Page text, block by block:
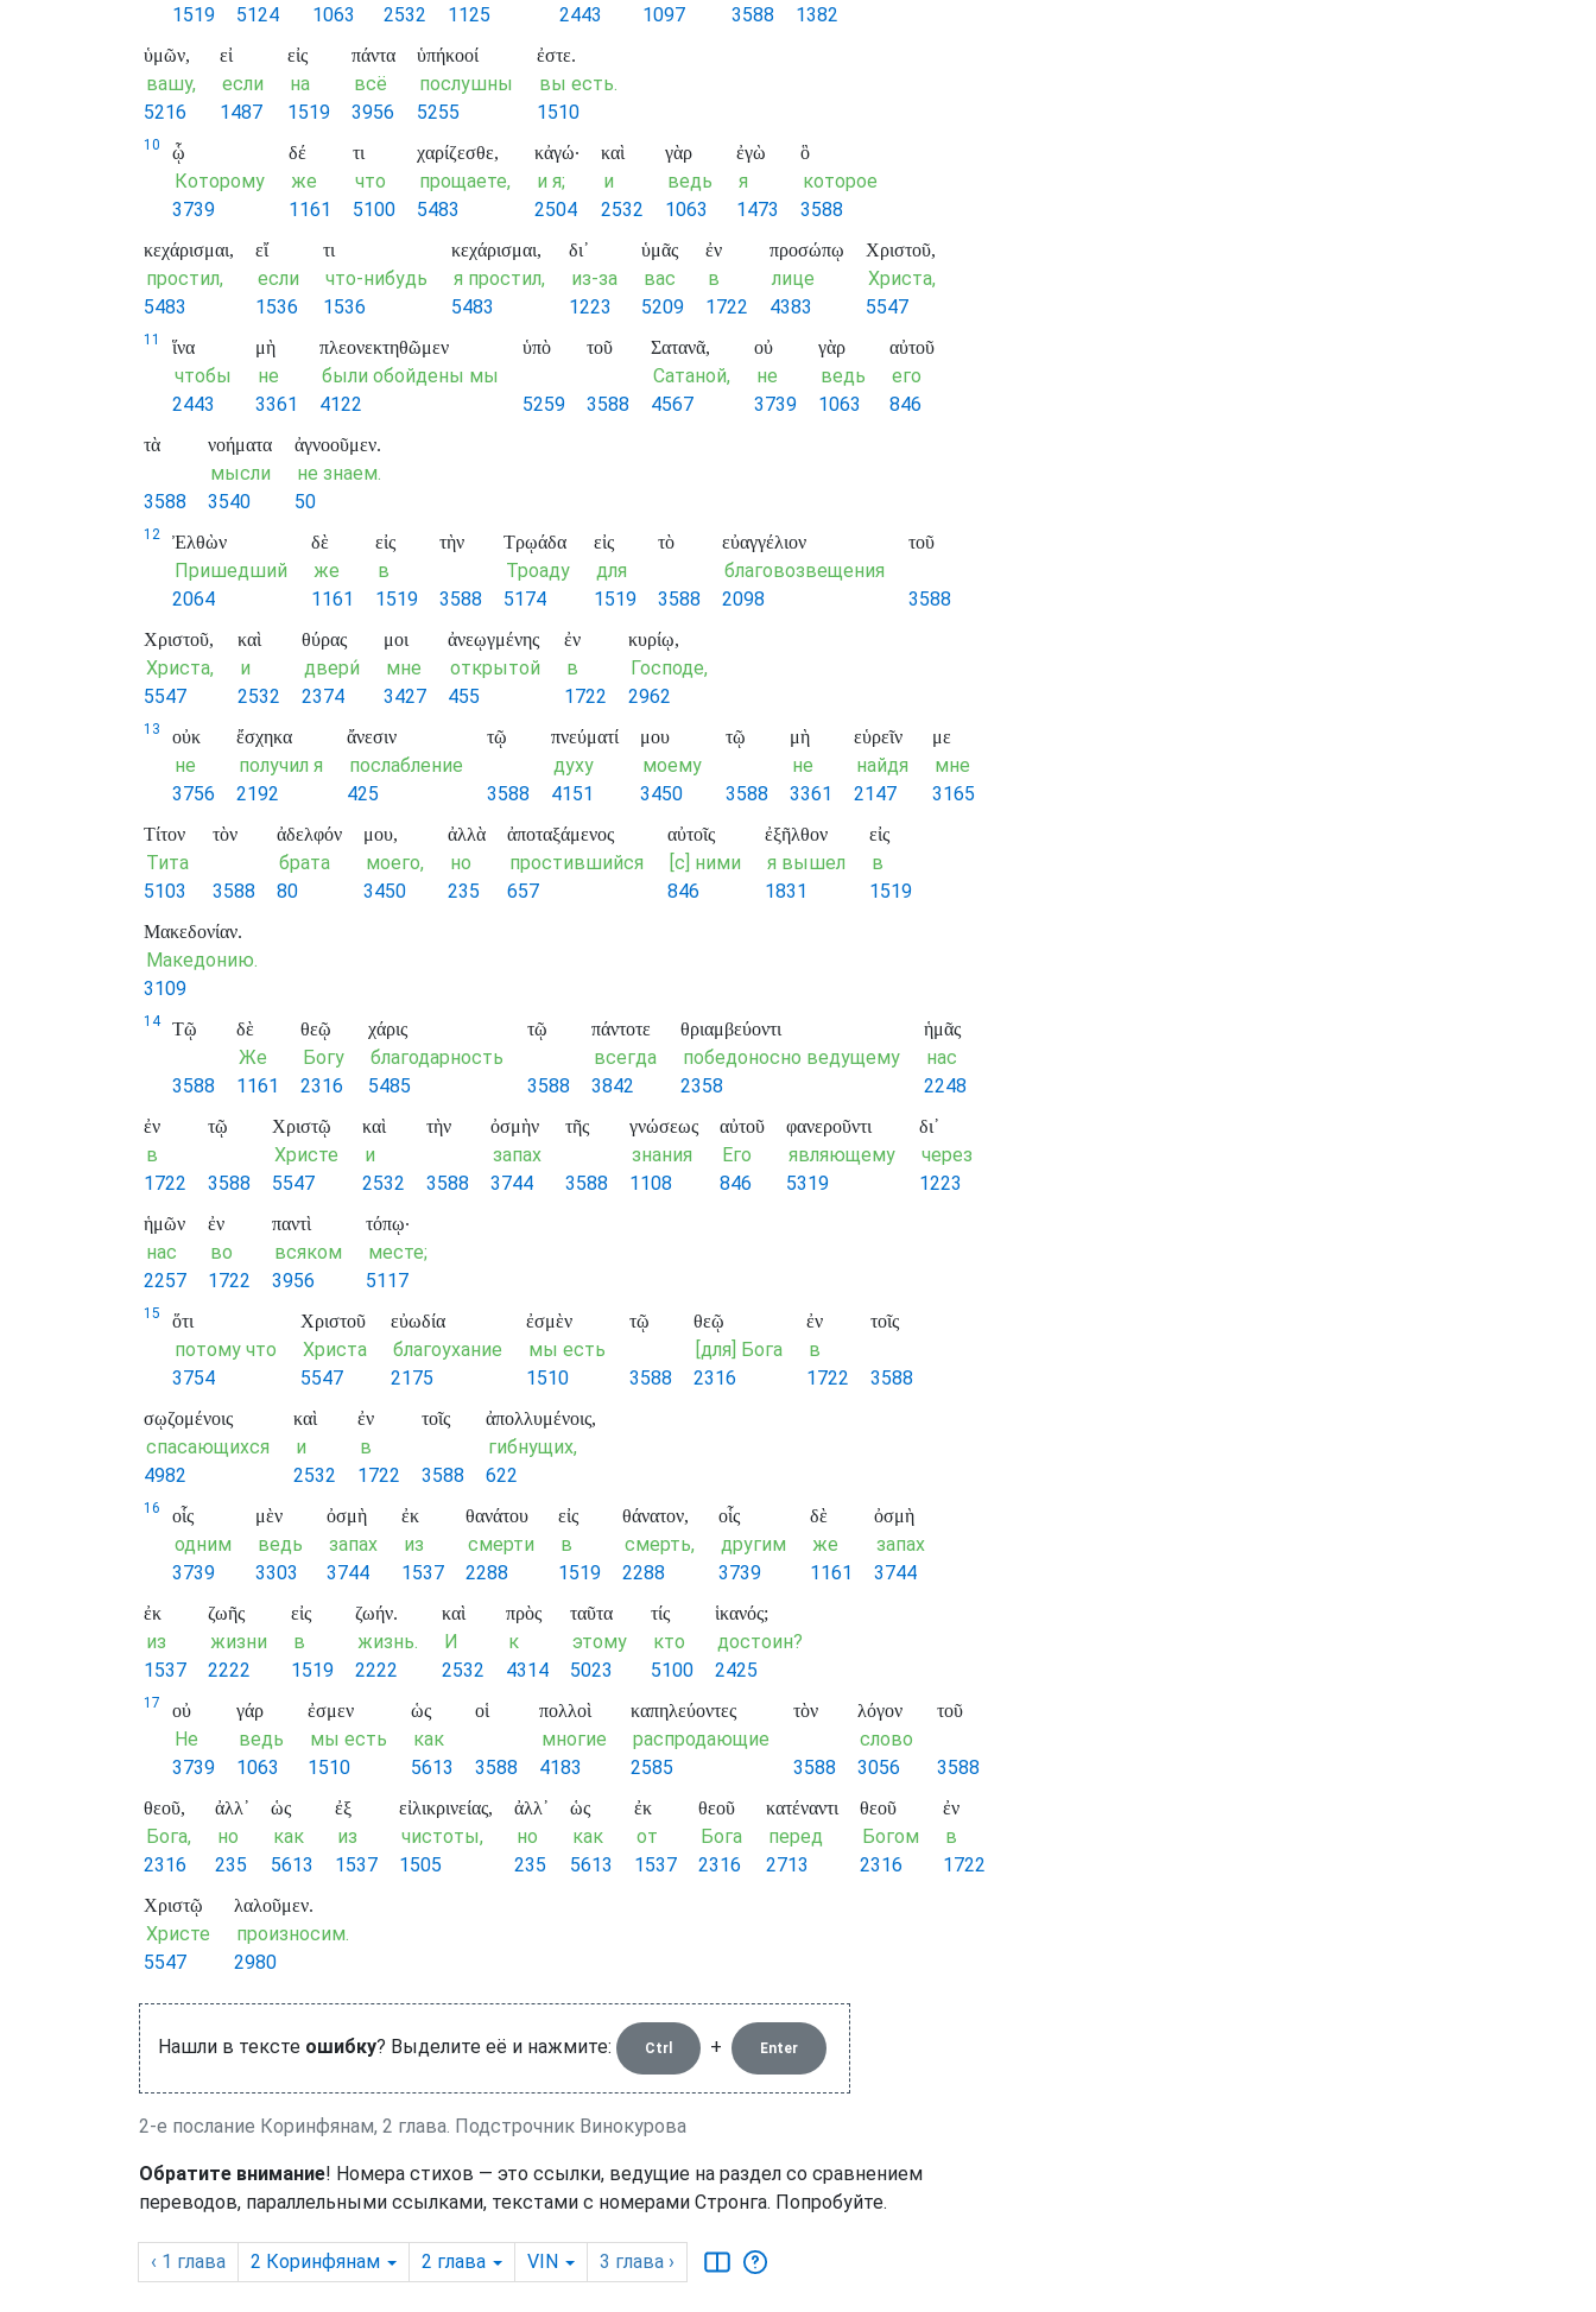
1519
5124
1063
2532
1125
2443
1097
3588
1382
ὑμῶν,
вашу,
5216
εἰ
если
1487
εἰς
на
1519
πάντα
всё
3956
ὑπήκοοί
послушны
5255
ἐστε.
вы есть.
1510
10 ᾧ
Которому
3739
δέ
же
1161
τι
что
5100
χαρίζεσθε,
прощаете,
5483
κἀγώ·
и я;
2504
καὶ
и
2532
γὰρ
ведь
1063
ἐγὼ
я
1473
ὃ
которое
3588
κεχάρισμαι,
простил,
5483
εἴ
если
1536
τι
что-нибудь
1536
κεχάρισμαι,
я простил,
5483
δι᾽
из-за
1223
ὑμᾶς
вас
5209
ἐν
в
1722
προσώπῳ
лице
4383
Χριστοῦ,
Христа,
5547
11 ἵνα
чтобы
2443
μὴ
не
3361
πλεονεκτηθῶμεν
были обойдены мы
4122
ὑπὸ
5259
τοῦ
3588
Σατανᾶ,
Сатаной,
4567
οὐ
не
3739
γὰρ
ведь
1063
αὐτοῦ
его
846
τὰ
3588
νοήματα
мысли
3540
ἀγνοοῦμεν.
не знаем.
50
12 Ἐλθὼν
Пришедший
2064
δὲ
же
1161
εἰς
в
1519
τὴν
3588
Τρῳάδα
Троаду
5174
εἰς
для
1519
τὸ
3588
εὐαγγέλιον
благовозвещения
2098
τοῦ
3588
Χριστοῦ,
Христа,
5547
καὶ
и
2532
θύρας
двери́
2374
μοι
мне
3427
ἀνεῳγμένης
открытой
455
ἐν
в
1722
κυρίῳ,
Господе,
2962
13 οὐκ
не
3756
ἔσχηκα
получил я
2192
ἄνεσιν
послабление
425
τῷ
3588
πνεύματί
духу
4151
μου
моему
3450
τῷ
3588
μὴ
не
3361
εὑρεῖν
найдя
2147
με
мне
3165
Τίτον
Тита
5103
τὸν
3588
ἀδελφόν
брата
80
μου,
моего,
3450
ἀλλὰ
но
235
ἀποταξάμενος
простившийся
657
αὐτοῖς
[с] ними
846
ἐξῆλθον
я вышел
1831
εἰς
в
1519
Μακεδονίαν.
Македонию.
3109
14 Τῷ
3588
δὲ
Же
1161
θεῷ
Богу
2316
χάρις
благодарность
5485
τῷ
3588
πάντοτε
всегда
3842
θριαμβεύοντι
победоносно ведущему
2358
ἡμᾶς
нас
2248
ἐν
в
1722
τῷ
3588
Χριστῷ
Христе
5547
καὶ
и
2532
τὴν
3588
ὀσμὴν
запах
3744
τῆς
3588
γνώσεως
знания
1108
αὐτοῦ
Его
846
φανεροῦντι
являющему
5319
δι᾽
через
1223
ἡμῶν
нас
2257
ἐν
во
1722
παντὶ
всяком
3956
τόπῳ·
месте;
5117
15 ὅτι
потому что
3754
Χριστοῦ
Христа
5547
εὐωδία
благоухание
2175
ἐσμὲν
мы есть
1510
τῷ
3588
θεῷ
[для] Бога
2316
ἐν
в
1722
τοῖς
3588
σῳζομένοις
спасающихся
4982
καὶ
и
2532
ἐν
в
1722
τοῖς
3588
ἀπολλυμένοις,
гибнущих,
622
16 οἷς
одним
3739
μὲν
ведь
3303
ὀσμὴ
запах
3744
ἐκ
из
1537
θανάτου
смерти
2288
εἰς
в
1519
θάνατον,
смерть,
2288
οἷς
другим
3739
δὲ
же
1161
ὀσμὴ
запах
3744
ἐκ
из
1537
ζωῆς
жизни
2222
εἰς
в
1519
ζωήν.
жизнь.
2222
καὶ
И
2532
πρὸς
к
4314
ταῦτα
этому
5023
τίς
кто
5100
ἱκανός;
достоин?
2425
17 οὐ
Не
3739
γάρ
ведь
1063
ἐσμεν
мы есть
1510
ὡς
как
5613
οἱ
3588
πολλοὶ
многие
4183
καπηλεύοντες
распродающие
2585
τὸν
3588
λόγον
слово
3056
τοῦ
3588
θεοῦ,
Бога,
2316
ἀλλ᾽
но
235
ὡς
как
5613
ἐξ
из
1537
εἰλικρινείας,
чистоты,
1505
ἀλλ᾽
но
235
ὡς
как
5613
ἐκ
от
1537
θεοῦ
Бога
2316
κατέναντι
перед
2713
θεοῦ
Богом
2316
ἐν
в
1722
Χριστῷ
Христе
5547
λαλοῦμεν.
произносим.
2980
Нашли в тексте ошибку? Выделите её и нажмите: Ctrl + Enter
2-е послание Коринфянам, 2 глава. Подстрочник Винокурова
Обратите внимание! Номера стихов — это ссылки, ведущие на раздел со сравнением
переводов, параллельными ссылками, текстами с номерами Стронга. Попробуйте.
‹ 1 глава 2 Коринфянам 2 глава VIN 3 глава ›